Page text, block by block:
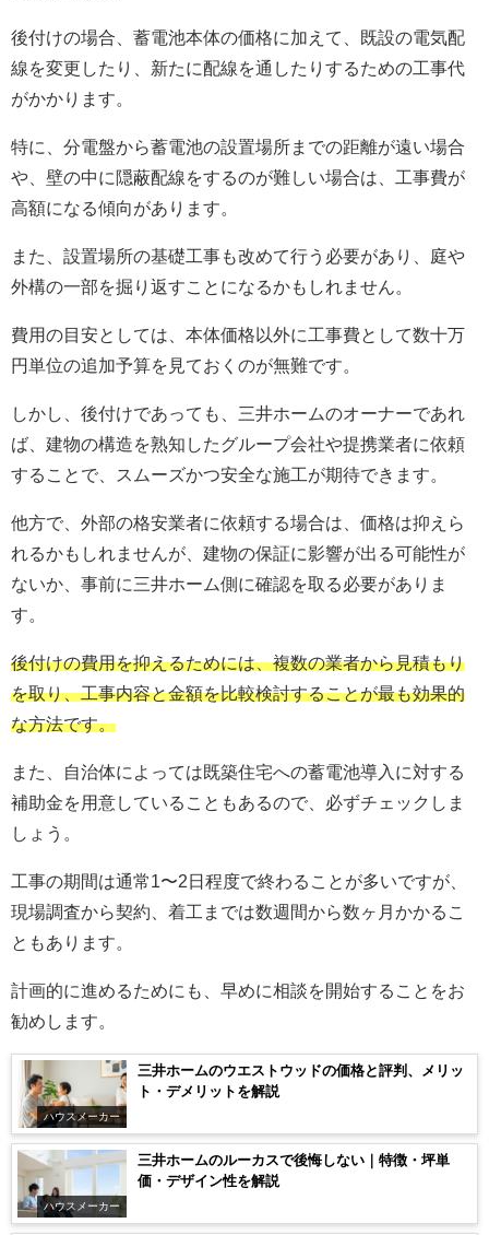
後付けの場合、蓄電池本体の価格に加えて、既設の電気配
線を変更したり、新たに配線を通したりするための工事代
がかかります。
特に、分電盤から蓄電池の設置場所までの距離が遠い場合
や、壁の中に隠蔽配線をするのが難しい場合は、工事費が
高額になる傾向があります。
また、設置場所の基礎工事も改めて行う必要があり、庭や
外構の一部を掘り返すことになるかもしれません。
費用の目安としては、本体価格以外に工事費として数十万
円単位の追加予算を見ておくのが無難です。
しかし、後付けであっても、三井ホームのオーナーであれ
ば、建物の構造を熟知したグループ会社や提携業者に依頼
することで、スムーズかつ安全な施工が期待できます。
他方で、外部の格安業者に依頼する場合は、価格は抑えら
れるかもしれませんが、建物の保証に影響が出る可能性が
ないか、事前に三井ホーム側に確認を取る必要がありま
す。
後付けの費用を抑えるためには、複数の業者から見積もり
を取り、工事内容と金額を比較検討することが最も効果的
な方法です。
また、自治体によっては既築住宅への蓄電池導入に対する
補助金を用意していることもあるので、必ずチェックしま
しょう。
工事の期間は通常1〜2日程度で終わることが多いですが、
現場調査から契約、着工までは数週間から数ヶ月かかるこ
ともあります。
計画的に進めるためにも、早めに相談を開始することをお
勧めします。
ハウスメーカー
三井ホームのウエストウッドの価格と評判、メリッ
ト・デメリットを解説
ハウスメーカー
三井ホームのルーカスで後悔しない｜特徴・坪単
価・デザイン性を解説